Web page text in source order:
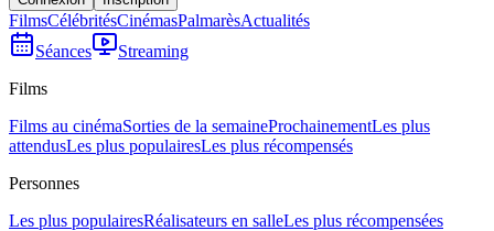
FilmsCélébritésCinémasPalmarèsActualités
Séances
Streaming
Films
Films au cinémaSorties de la semaineProchainementLes plus
attendusLes plus populairesLes plus récompensés
Personnes
Les plus populairesRéalisateurs en salleLes plus récompensées